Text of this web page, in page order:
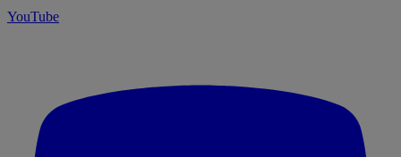
YouTube